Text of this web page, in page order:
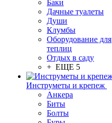
Баки
Дачные туалеты
Души
Клумбы
Оборудование для
теплиц
Отдых в саду
+ ЕЩЕ 5
Инструметы и крепеж
Анкера
Биты
Болты